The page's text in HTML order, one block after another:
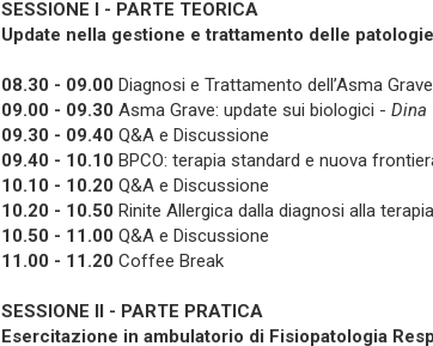
SESSIONE I - PARTE TEORICA
Update nella gestione e trattamento delle
08.30 - 09.00 Diagnosi e Trattamento dell’Asma
09.00 - 09.30 Asma Grave: update sui biologici - Dina
09.30 - 09.40 Q&A e Discussione
09.40 - 10.10 BPCO: terapia standard e nuova
10.10 - 10.20 Q&A e Discussione
10.20 - 10.50 Rinite Allergica dalla diagnosi alla
10.50 - 11.00 Q&A e Discussione
11.00 - 11.20 Coffee Break
SESSIONE II - PARTE PRATICA
Esercitazione in ambulatorio di Fisiopatologia